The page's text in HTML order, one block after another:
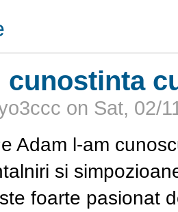
cunostinta
on Sat, 02/
Adam l-am
si
foarte pasionat